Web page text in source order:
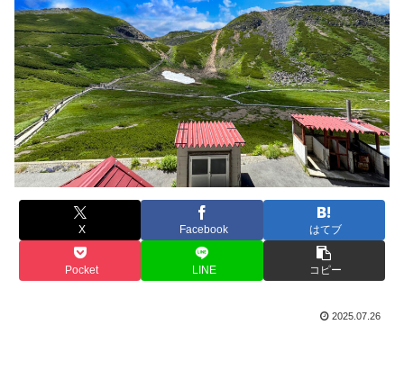
X Facebook はてブ
Pocket LINE コピー
2025.07.26